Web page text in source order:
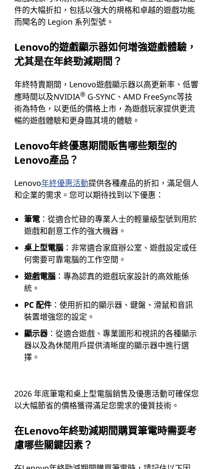
件的大幅折扣，包括以強大的規格和卓越的遊戲功能
而聞名的 Legion 系列型號。
Lenovo的遊戲顯示器如何增強遊戲體驗，
尤其是在年終勁減期間？
年終特賣期間，Lenovo遊戲顯示器以高更新率、低響
應時間以及NVIDIA®G-SYNC、AMD FreeSync等技
術為特色，以更低的價格上市，為遊戲玩家提供更流
暢的遊戲體驗和更身臨其境的體驗。
Lenovo年終優惠期間販售哪些類型的
Lenovo產品？
Lenovo年終優惠活動提供各種產品的折扣，滿足個人
和企業的需求。您可以期待找到以下優惠：
筆電：從適合忙碌的專業人士的輕量級型號到用於
遊戲和創意工作的強大機器。
桌上型電腦：非常適合家庭辦公室、遊戲設定或任
何需要可靠電腦的工作空間。
遊戲電腦：專為認真的遊戲玩家設計的高效能係
統。
PC 配件：使用折扣的顯示器、鍵盤、滑鼠和音訊
裝置增強您的設定。
顯示器：從適合遊戲、專業圖形和視訊的各種顯示
器以及為休閒用戶提供清晰度的顯示器中進行選
擇。
2026 年底筆電和桌上型電腦銷售及優惠活動可確保您
以大幅節省的價格獲得滿足您需求的優質技術。
在Lenovo年終勁減期間購買筆電時需要考
慮哪些關鍵因素？